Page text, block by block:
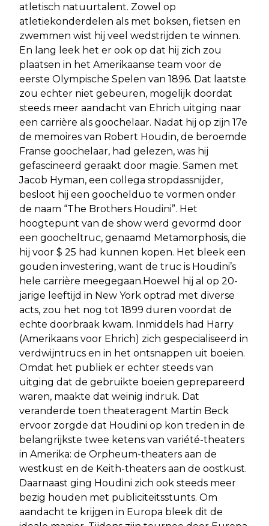
atletisch natuurtalent. Zowel op
atletiekonderdelen als met boksen, fietsen en
zwemmen wist hij veel wedstrijden te winnen.
En lang leek het er ook op dat hij zich zou
plaatsen in het Amerikaanse team voor de
eerste Olympische Spelen van 1896. Dat laatste
zou echter niet gebeuren, mogelijk doordat
steeds meer aandacht van Ehrich uitging naar
een carrière als goochelaar. Nadat hij op zijn 17e
de memoires van Robert Houdin, de beroemde
Franse goochelaar, had gelezen, was hij
gefascineerd geraakt door magie. Samen met
Jacob Hyman, een collega stropdassnijder,
besloot hij een goochelduo te vormen onder
de naam “The Brothers Houdini”. Het
hoogtepunt van de show werd gevormd door
een goocheltruc, genaamd Metamorphosis, die
hij voor $ 25 had kunnen kopen. Het bleek een
gouden investering, want de truc is Houdini’s
hele carrière meegegaan.Hoewel hij al op 20-
jarige leeftijd in New York optrad met diverse
acts, zou het nog tot 1899 duren voordat de
echte doorbraak kwam. Inmiddels had Harry
(Amerikaans voor Ehrich) zich gespecialiseerd in
verdwijntrucs en in het ontsnappen uit boeien.
Omdat het publiek er echter steeds van
uitging dat de gebruikte boeien geprepareerd
waren, maakte dat weinig indruk. Dat
veranderde toen theateragent Martin Beck
ervoor zorgde dat Houdini op kon treden in de
belangrijkste twee ketens van variété-theaters
in Amerika: de Orpheum-theaters aan de
westkust en de Keith-theaters aan de oostkust.
Daarnaast ging Houdini zich ook steeds meer
bezig houden met publiciteitsstunts. Om
aandacht te krijgen in Europa bleek dit de